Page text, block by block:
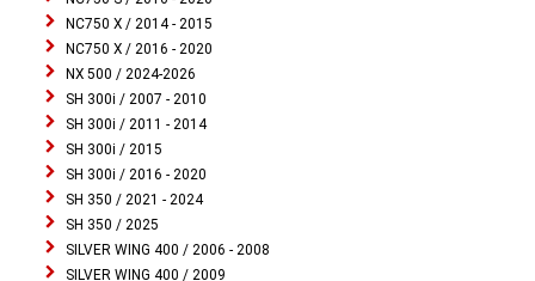
NC750 X / 2014 - 2015
NC750 X / 2016 - 2020
NX 500 / 2024-2026
SH 300i / 2007 - 2010
SH 300i / 2011 - 2014
SH 300i / 2015
SH 300i / 2016 - 2020
SH 350 / 2021 - 2024
SH 350 / 2025
SILVER WING 400 / 2006 - 2008
SILVER WING 400 / 2009